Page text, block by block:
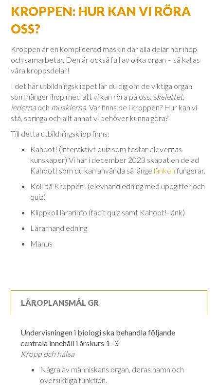
KROPPEN: HUR KAN VI RÖRA
OSS?
Kroppen är en komplicerad maskin där alla delar hör ihop
och samarbetar. Den är också full av olika organ – så kallas
våra kroppsdelar!
I det här utbildningsklippet lär du dig om de viktiga organ
som hänger ihop med att vi kan röra på oss: skelettet,
lederna och musklerna. Var finns de i kroppen? Hur kan vi
stå, springa och allt annat vi behöver kunna göra?
Till detta utbildningsklipp finns:
Kahoot! (interaktivt quiz som testar elevernas
kunskaper) Vi har i december 2023 skapat en delad
Kahoot! som du kan använda så länge länken fungerar.
Koll på Kroppen! (elevhandledning med uppgifter och
quiz)
Klippkoll lärarinfo (facit quiz samt Kahoot!-länk)
Lärarhandledning
Manus
LÄROPLANSMÅL GR
Undervisningen i biologi ska behandla följande
centrala innehåll i årskurs 1–3
Kropp och hälsa
Några av människans organ, deras namn och
översiktliga funktion.